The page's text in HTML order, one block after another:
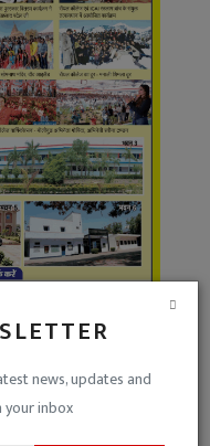
news, updates and
your inbox